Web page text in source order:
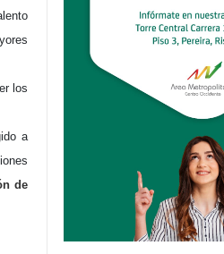
estufas
los
a
de